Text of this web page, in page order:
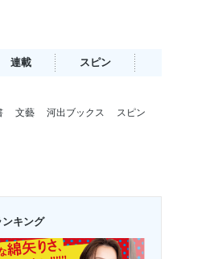
連載 スピン
文藝 河出ブックス スピン
ンキング